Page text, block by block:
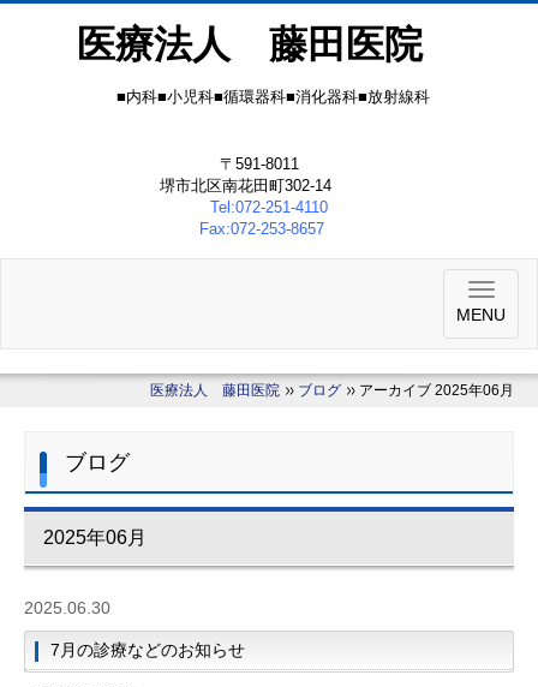
医療法人 藤田医院
■内科■小児科■循環器科■消化器科■放射線科
〒591-8011
堺市北区南花田町302-14
Tel:072-251-4110
Fax:072-253-8657
MENU
医療法人 藤田医院 ブログ アーカイブ 2025年06月
ブログ
2025年06月
2025.06.30
7月の診療などのお知らせ